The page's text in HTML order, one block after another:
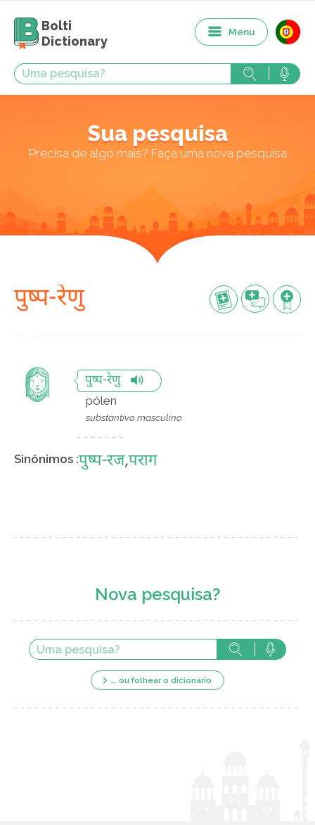
Bolti
Dictionary
Menu
Sua pesquisa
Precisa de algo mais? Faça uma nova pesquisa
पुष्प-रेणु
पुष्प-रेणु
pólen
substantivo masculino
Sinônimos :पुष्प-रज,पराग
Nova pesquisa?
... ou folhear o dicionário